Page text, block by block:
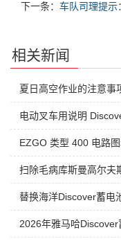
下一条： 车队司理提示
相关新闻
夏日高空作业的注意事
电动叉车用说明
EZGO 类型 400 电路
扫除毛病库斯曼高尔夫
替换海洋Discover蓄电
2026年雅马哈Discover